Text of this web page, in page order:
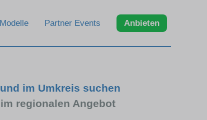
Modelle Partner Events Anbieten
im Umkreis suchen
regionalen Angebot